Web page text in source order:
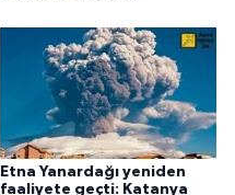
Etna Yanardağı yeniden
faaliyete geçti: Katanya